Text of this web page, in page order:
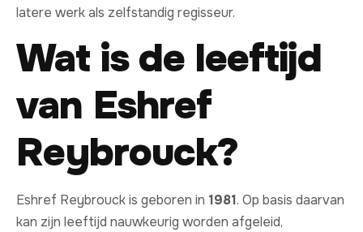
latere werk als zelfstandig regisseur.
Wat is de leeftijd
van Eshref
Reybrouck?
Eshref Reybrouck is geboren in 1981. Op basis daarvan
kan zijn leeftijd nauwkeurig worden afgeleid,